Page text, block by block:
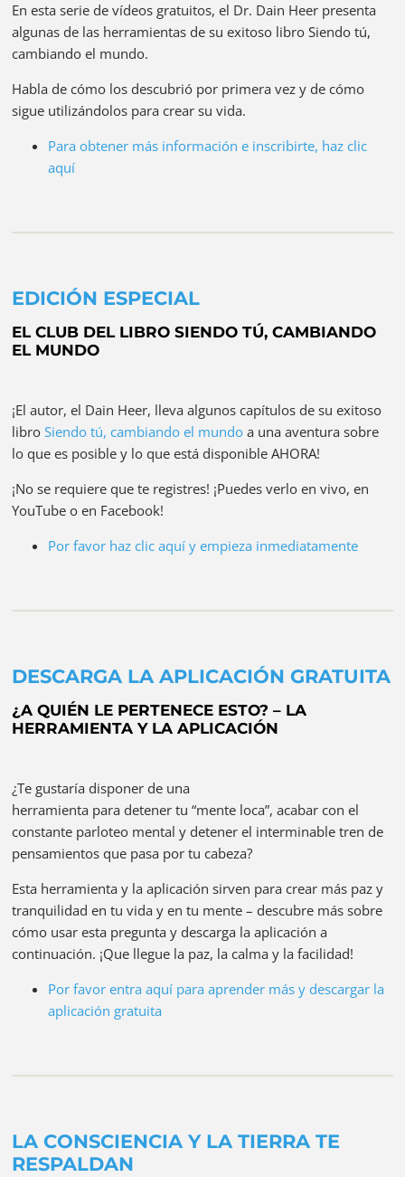
En esta serie de vídeos gratuitos, el Dr. Dain Heer presenta
algunas de las herramientas de su exitoso libro Siendo tú,
cambiando el mundo.
Habla de cómo los descubrió por primera vez y de cómo
sigue utilizándolos para crear su vida.
Para obtener más información e inscribirte, haz clic
aquí
EDICIÓN ESPECIAL
EL CLUB DEL LIBRO SIENDO TÚ, CAMBIANDO
EL MUNDO
¡El autor, el Dain Heer, lleva algunos capítulos de su exitoso
libroSiendo tú, cambiando el mundo a una aventura sobre
lo que es posible y lo que está disponible AHORA!
¡No se requiere que te registres! ¡Puedes verlo en vivo, en
YouTube o en Facebook!
Por favor haz clic aquí y empieza inmediatamente
DESCARGA LA APLICACIÓN GRATUITA
¿A QUIÉN LE PERTENECE ESTO? – LA
HERRAMIENTA Y LA APLICACIÓN
¿Te gustaría disponer de una
herramienta para detener tu “mente loca”, acabar con el
constante parloteo mental y detener el interminable tren de
pensamientos que pasa por tu cabeza?
Esta herramienta y la aplicación sirven para crear más paz y
tranquilidad en tu vida y en tu mente – descubre más sobre
cómo usar esta pregunta y descarga la aplicación a
continuación. ¡Que llegue la paz, la calma y la facilidad!
Por favor entra aquí para aprender más y descargar la
aplicación gratuita
LA CONSCIENCIA Y LA TIERRA TE
RESPALDAN